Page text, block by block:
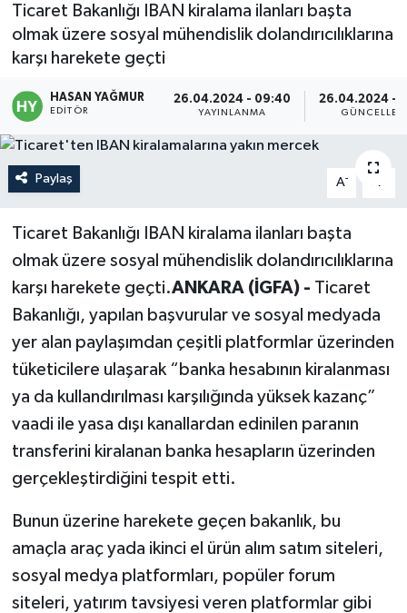
Ticaret Bakanlığı IBAN kiralama ilanları başta
olmak üzere sosyal mühendislik dolandırıcılıklarına
karşı harekete geçti
HASAN YAĞMUR
EDITÖR
26.04.2024 - 09:40
YAYINLANMA
26.04.2024 -
Paylaş A- A
Ticaret Bakanlığı IBAN kiralama ilanları başta
olmak üzere sosyal mühendislik dolandırıcılıklarına
karşı harekete geçti.ANKARA (İGFA) - Ticaret
Bakanlığı, yapılan başvurular ve sosyal medyada
yer alan paylaşımdan çeşitli platformlar üzerinden
tüketicilere ulaşarak “banka hesabının kiralanması
ya da kullandırılması karşılığında yüksek kazanç”
vaadi ile yasa dışı kanallardan edinilen paranın
transferini kiralanan banka hesapların üzerinden
gerçekleştirdiğini tespit etti.
Bunun üzerine harekete geçen bakanlık, bu
amaçla araç yada ikinci el ürün alım satım siteleri,
sosyal medya platformları, popüler forum
siteleri, yatırım tavsiyesi veren platformlar gibi
Kültür & Sanat
Magazin
Spor
Yaşam
Tüm Manşetler
Son Dakika Haberleri
Haber Arşivi